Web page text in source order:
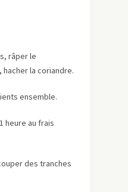
râper le
hacher la coriandre.
ensemble.
heure au frais
des tranches